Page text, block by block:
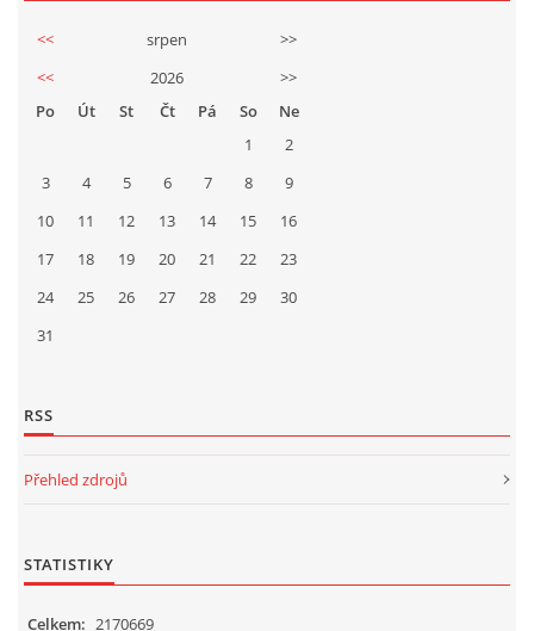
<< srpen
>>
<<
2026
>>
Po
Út St Čt Pá So
Ne
1
2
3
4 5 6 7 8
9
10
11 12 13 14 15
16
17
18 19 20 21 22
23
24
25 26 27 28 29
30
31
RSS
Přehled zdrojů
STATISTIKY
Celkem: 2170669